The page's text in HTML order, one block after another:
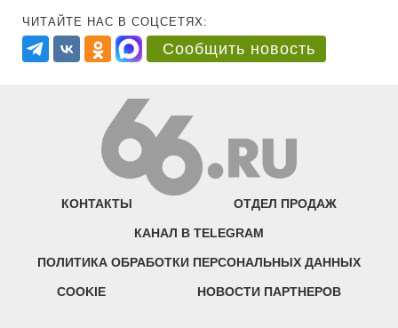
ЧИТАЙТЕ НАС В СОЦСЕТЯХ:
Сообщить новость
КОНТАКТЫ ОТДЕЛ ПРОДАЖ
КАНАЛ В TELEGRAM
ПОЛИТИКА ОБРАБОТКИ ПЕРСОНАЛЬНЫХ ДАННЫХ
COOKIE НОВОСТИ ПАРТНЕРОВ